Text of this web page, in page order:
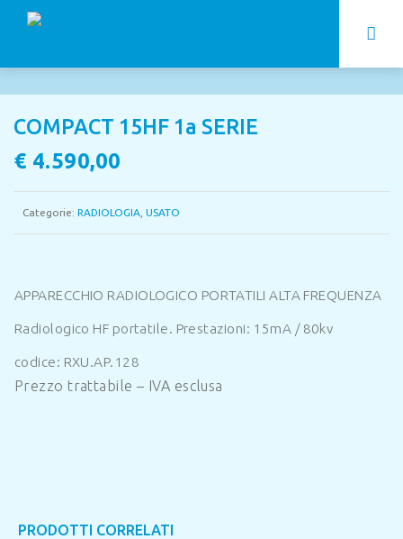
COMPACT 15HF 1a SERIE
€ 4.590,00
Categorie: RADIOLOGIA USATO
APPARECCHIO RADIOLOGICO PORTATILI ALTA FREQUENZA
Radiologico HF portatile. Prestazioni: 15mA / 80kv
codice: RXU.AP.128
Prezzo trattabile – IVA esclusa
PRODOTTI CORRELATI